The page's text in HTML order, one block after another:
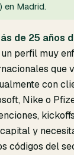
en Madrid.
de 25 años
perfil muy
que
con
Nike o
y
códigos del